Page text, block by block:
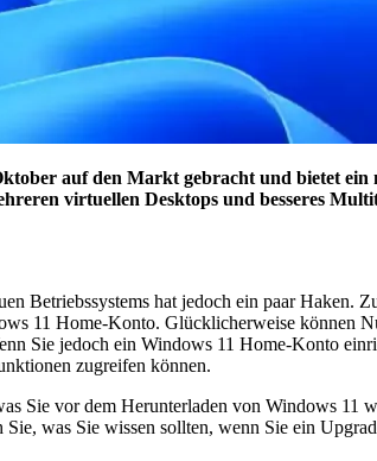
auf den Markt gebracht und bietet
virtuellen Desktops und besseres
Betriebssystems hat jedoch ein paar Haken.
11 Home-Konto. Glücklicherweise können
Sie jedoch ein Windows 11 Home-Konto
zugreifen können.
Sie vor dem Herunterladen von Windows 11
Sie, was Sie wissen sollten, wenn Sie ein